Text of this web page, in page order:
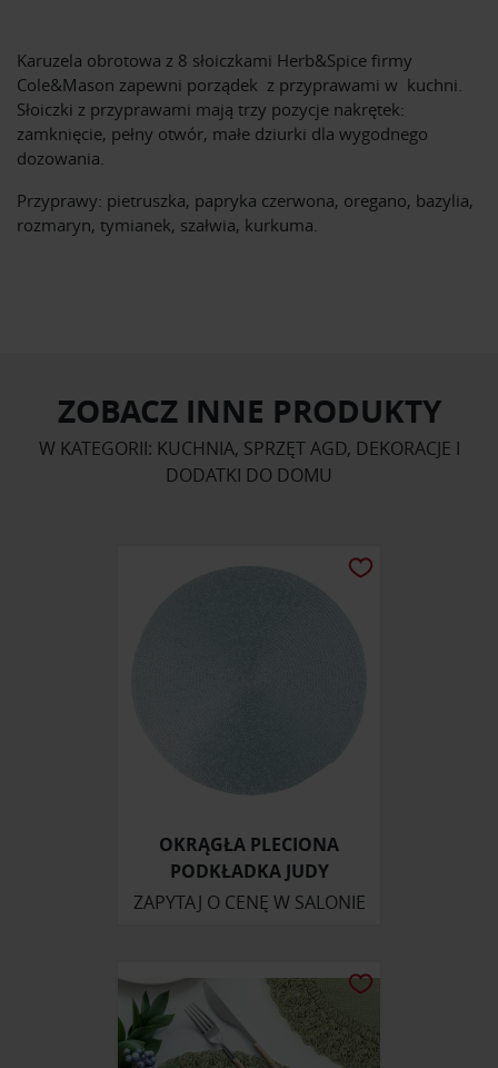
Karuzela obrotowa z 8 słoiczkami Herb&Spice firmy
Cole&Mason zapewni porządek z przyprawami w kuchni.
Słoiczki z przyprawami mają trzy pozycje nakrętek:
zamknięcie, pełny otwór, małe dziurki dla wygodnego
dozowania.
Przyprawy: pietruszka, papryka czerwona, oregano, bazylia,
rozmaryn, tymianek, szałwia, kurkuma.
ZOBACZ INNE PRODUKTY
W KATEGORII: KUCHNIA, SPRZĘT AGD, DEKORACJE I
DODATKI DO DOMU
OKRĄGŁA PLECIONA
PODKŁADKA JUDY
ZAPYTAJ O CENĘ W SALONIE